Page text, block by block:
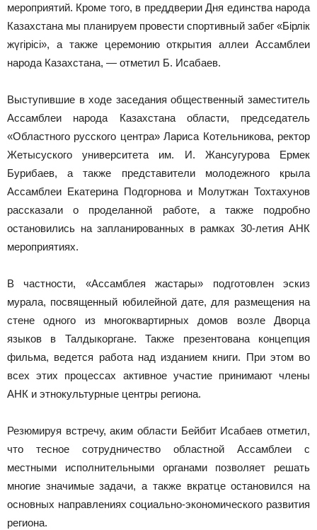
мероприятий. Кроме того, в преддверии Дня единства народа
Казахстана мы планируем провести спортивный забег «Бірлік
жүгірісі», а также церемонию открытия аллеи Ассамблеи
народа Казахстана, — отметил Б. Исабаев.
Выступившие в ходе заседания общественный заместитель
Ассамблеи народа Казахстана области, председатель
«Областного русского центра» Лариса Котельникова, ректор
Жетысуского университета им. И. Жансугурова Ермек
Бурибаев, а также представители молодежного крыла
Ассамблеи Екатерина Подгорнова и Молутжан Тохтахунов
рассказали о проделанной работе, а также подробно
остановились на запланированных в рамках 30-летия АНК
мероприятиях.
В частности, «Ассамблея жастары» подготовлен эскиз
мурала, посвященный юбилейной дате, для размещения на
стене одного из многоквартирных домов возле Дворца
языков в Талдыкоргане. Также презентована концепция
фильма, ведется работа над изданием книги. При этом во
всех этих процессах активное участие принимают члены
АНК и этнокультурные центры региона.
Резюмируя встречу, аким области Бейбит Исабаев отметил,
что тесное сотрудничество областной Ассамблеи с
местными исполнительными органами позволяет решать
многие значимые задачи, а также вкратце остановился на
основных направлениях социально-экономического развития
региона.